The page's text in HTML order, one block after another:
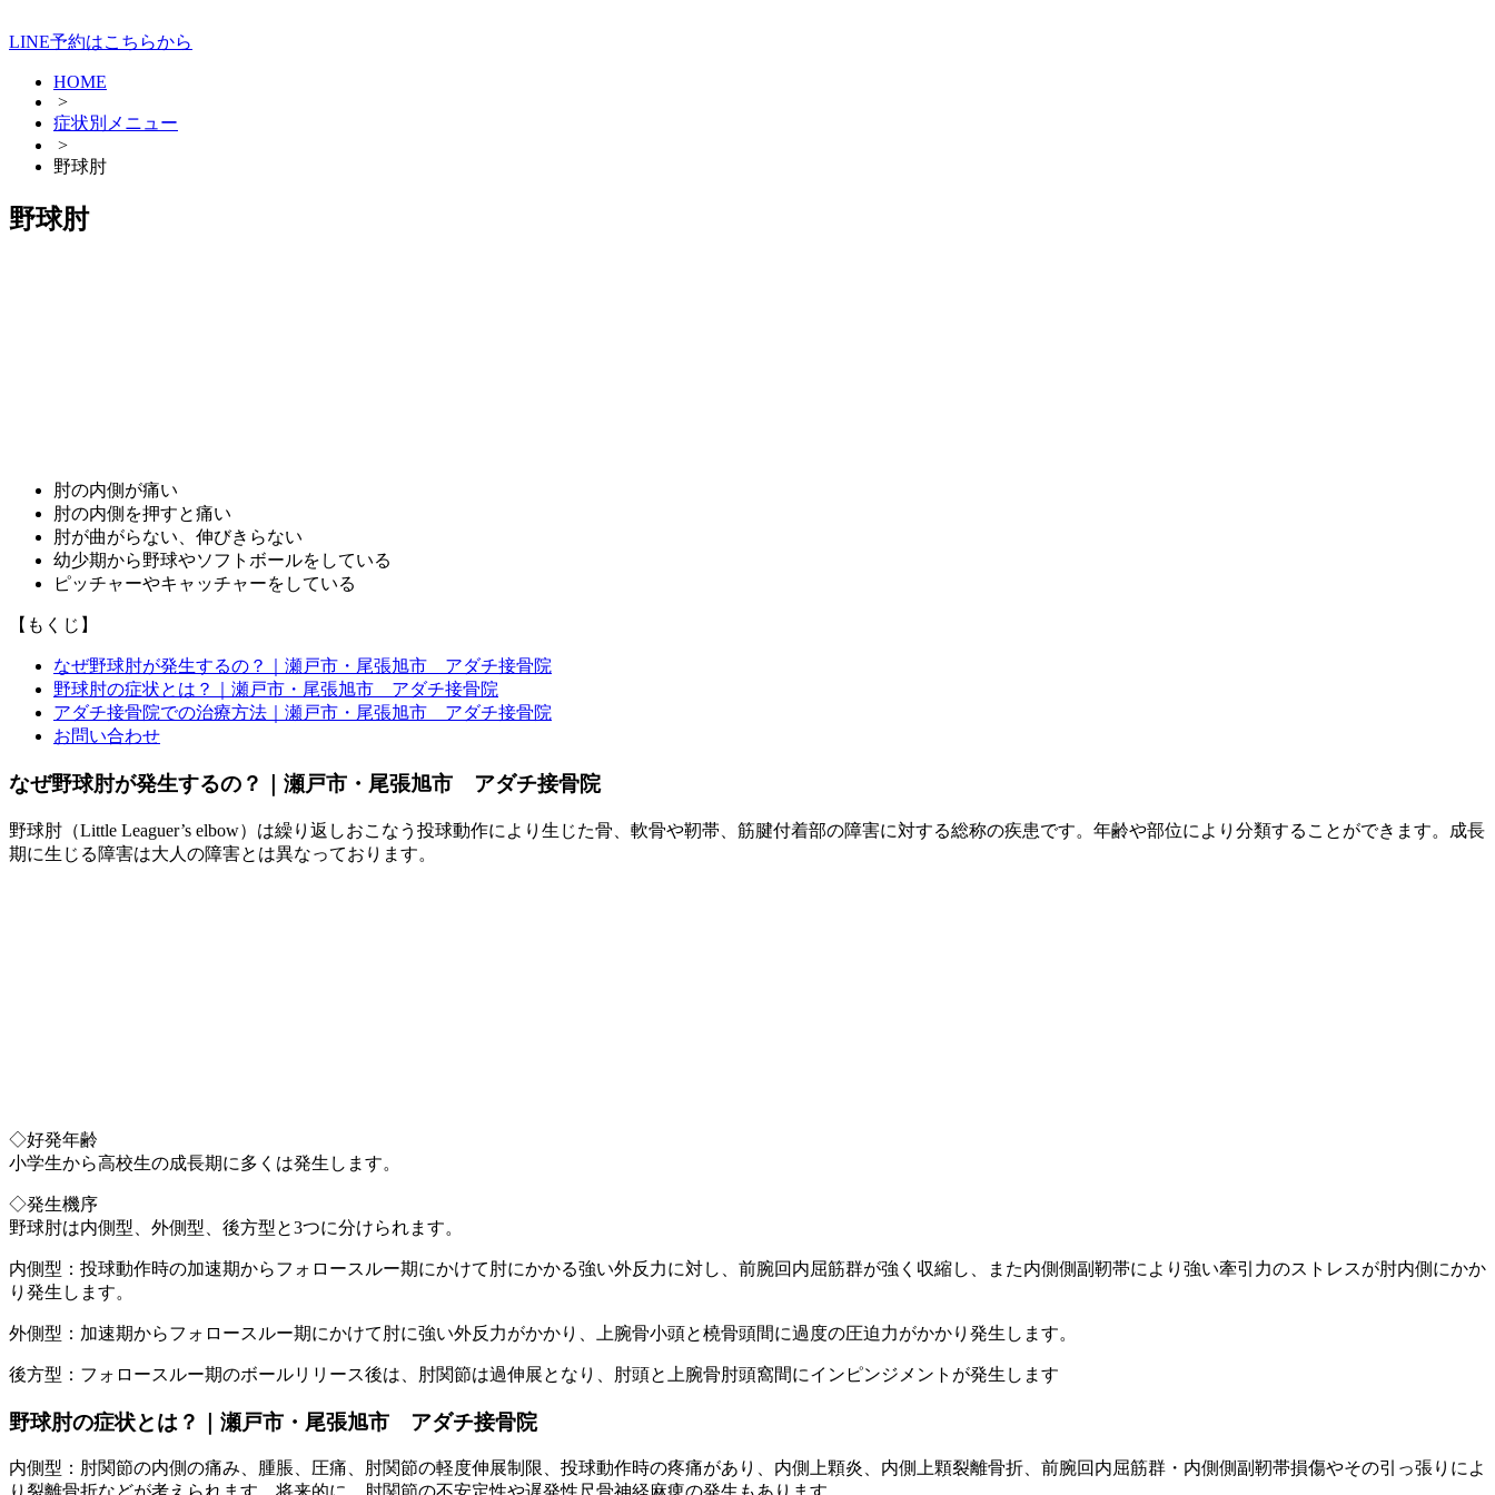
LINE予約はこちらから
HOME
>
症状別メニュー
>
野球肘
野球肘
肘の内側が痛い
肘の内側を押すと痛い
肘が曲がらない、伸びきらない
幼少期から野球やソフトボールをしている
ピッチャーやキャッチャーをしている
【もくじ】
なぜ野球肘が発生するの？｜瀬戸市・尾張旭市 アダチ接骨院
野球肘の症状とは？｜瀬戸市・尾張旭市 アダチ接骨院
アダチ接骨院での治療方法｜瀬戸市・尾張旭市 アダチ接骨院
お問い合わせ
なぜ野球肘が発生するの？｜瀬戸市・尾張旭市 アダチ接骨院
野球肘（Little Leaguer’s elbow）は繰り返しおこなう投球動作により生じた骨、軟骨や靭帯、筋腱付着部の障害に対する総称の疾患です。年齢や部位により分類することができます。成長
期に生じる障害は大人の障害とは異なっております。
◇好発年齢
小学生から高校生の成長期に多くは発生します。
◇発生機序
野球肘は内側型、外側型、後方型と3つに分けられます。
内側型：投球動作時の加速期からフォロースルー期にかけて肘にかかる強い外反力に対し、前腕回内屈筋群が強く収縮し、また内側側副靭帯により強い牽引力のストレスが肘内側にかか
り発生します。
外側型：加速期からフォロースルー期にかけて肘に強い外反力がかかり、上腕骨小頭と橈骨頭間に過度の圧迫力がかかり発生します。
後方型：フォロースルー期のボールリリース後は、肘関節は過伸展となり、肘頭と上腕骨肘頭窩間にインピンジメントが発生します
野球肘の症状とは？｜瀬戸市・尾張旭市 アダチ接骨院
内側型：肘関節の内側の痛み、腫脹、圧痛、肘関節の軽度伸展制限、投球動作時の疼痛があり、内側上顆炎、内側上顆裂離骨折、前腕回内屈筋群・内側側副靭帯損傷やその引っ張りによ